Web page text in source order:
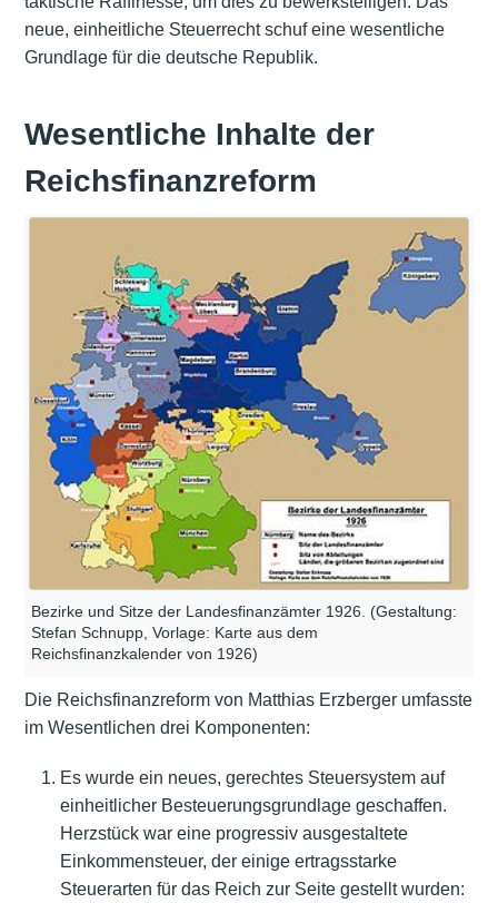
neue, einheitliche Steuerrecht schuf eine wesentliche
Grundlage für die deutsche Republik.
Wesentliche Inhalte der
Reichsfinanzreform
Bezirke und Sitze der Landesfinanzämter 1926. (Gestaltung:
Stefan Schnupp, Vorlage: Karte aus dem
Reichsfinanzkalender von 1926)
Die Reichsfinanzreform von Matthias Erzberger umfasste
im Wesentlichen drei Komponenten:
Es wurde ein neues, gerechtes Steuersystem auf
einheitlicher Besteuerungsgrundlage geschaffen.
Herzstück war eine progressiv ausgestaltete
Einkommensteuer, der einige ertragsstarke
Steuerarten für das Reich zur Seite gestellt wurden: